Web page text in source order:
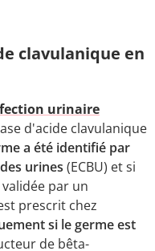
clavulanique en
urinaire
d'acide clavulanique
a été identifié par
urines (ECBU) et si
par un
prescrit chez
si le germe est
de bêta-